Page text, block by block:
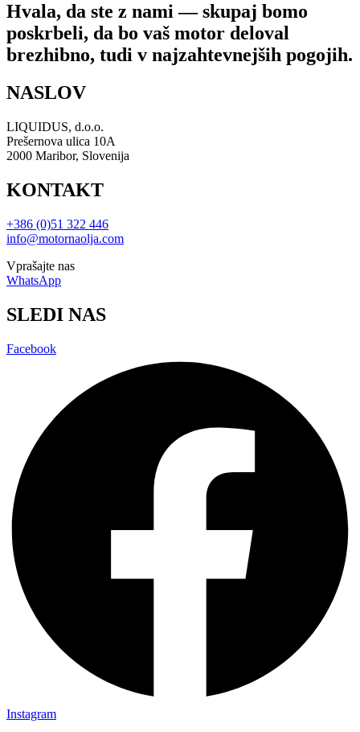
Hvala, da ste z nami — skupaj bomo
poskrbeli, da bo vaš motor deloval
brezhibno, tudi v najzahtevnejših pogojih.
NASLOV
LIQUIDUS, d.o.o.
Prešernova ulica 10A
2000 Maribor, Slovenija
KONTAKT
+386 (0)51 322 446
info@motornaolja.com
Vprašajte nas
WhatsApp
SLEDI NAS
Facebook
Instagram